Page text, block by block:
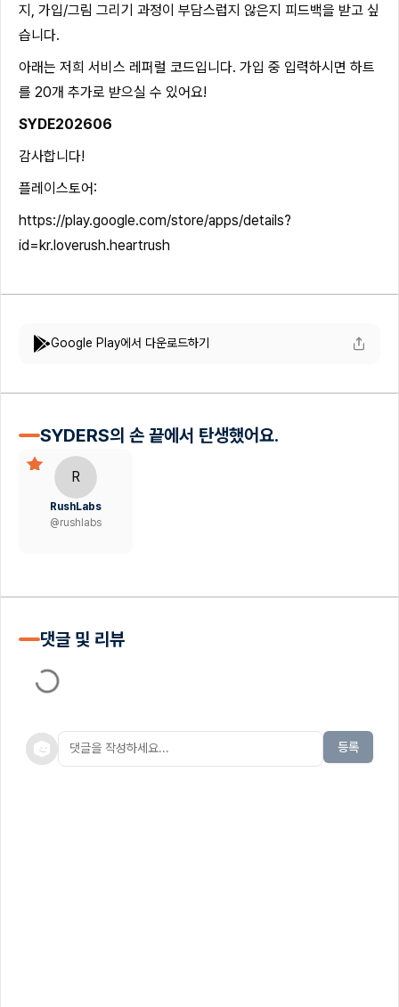
지, 가입/그림 그리기 과정이 부담스럽지 않은지 피드백을 받고 싶
습니다.
아래는 저희 서비스 레퍼럴 코드입니다. 가입 중 입력하시면 하트
를 20개 추가로 받으실 수 있어요!
SYDE202606
감사합니다!
플레이스토어:
https://play.google.com/store/apps/details?
id=kr.loverush.heartrush
Google Play에서 다운로드하기
SYDERS의 손 끝에서 탄생했어요.
R
RushLabs
@rushlabs
댓글 및 리뷰
등록